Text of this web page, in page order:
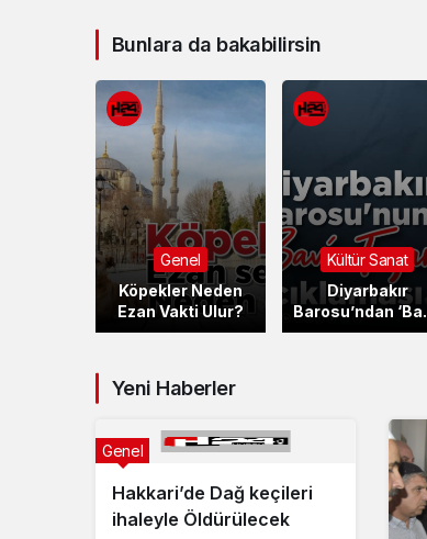
Bunlara da bakabilirsin
Kültür Sanat
Diyarbakır
Barosu’ndan ‘Bavê
Teyar’ açıklaması:
Yaşam
Ece Gürel Cadılık
zanaati eğitimi
alıyordu’
Yeni Haberler
Hakkari’de Dağ keçileri
ihaleyle Öldürülecek
Genel